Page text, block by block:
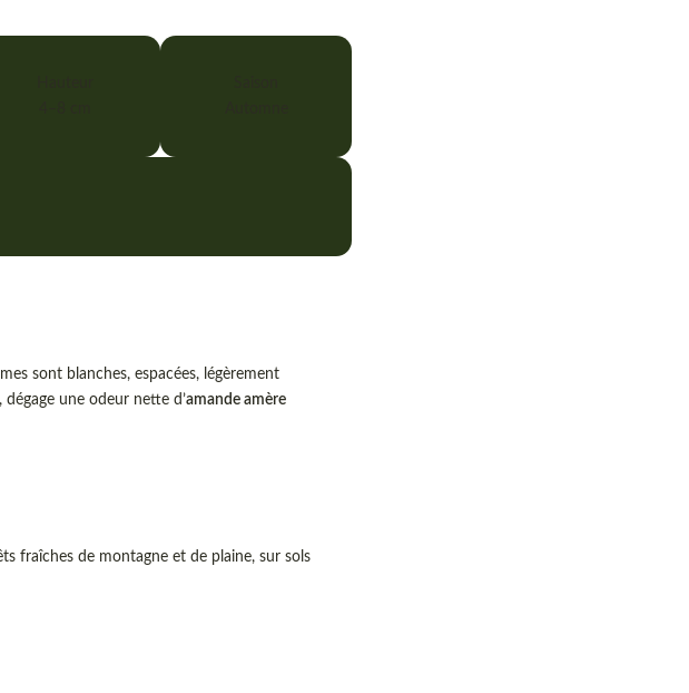
sont blanches, espacées, légèrement
une odeur nette d’amande amère
fraîches de montagne et de plaine, sur sols